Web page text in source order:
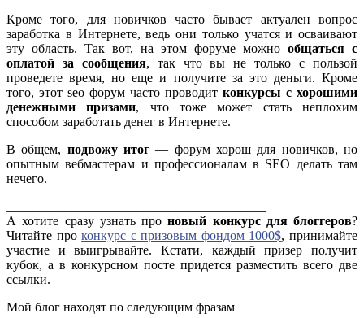
Кроме того, для новичков часто бывает актуален вопрос
заработка в Интернете, ведь они только учатся и осваивают
эту область. Так вот, на этом форуме можно общаться с
оплатой за сообщения, так что вы не только с пользой
проведете время, но еще и получите за это деньги. Кроме
того, этот seo форум часто проводит конкурсы с хорошими
денежными призами, что тоже может стать неплохим
способом заработать денег в Интернете.
В общем, подвожу итог — форум хорош для новичков, но
опытным вебмастерам и профессионалам в SEO делать там
нечего.
А хотите сразу узнать проновый конкурс для блоггеров?
Читайте проконкурс с призовым фондом 1000$, принимайте
участие и выигрывайте. Кстати, каждый призер получит
кубок, а в конкурсном посте придется разместить всего две
ссылки.
Мой блог находят по следующим фразам